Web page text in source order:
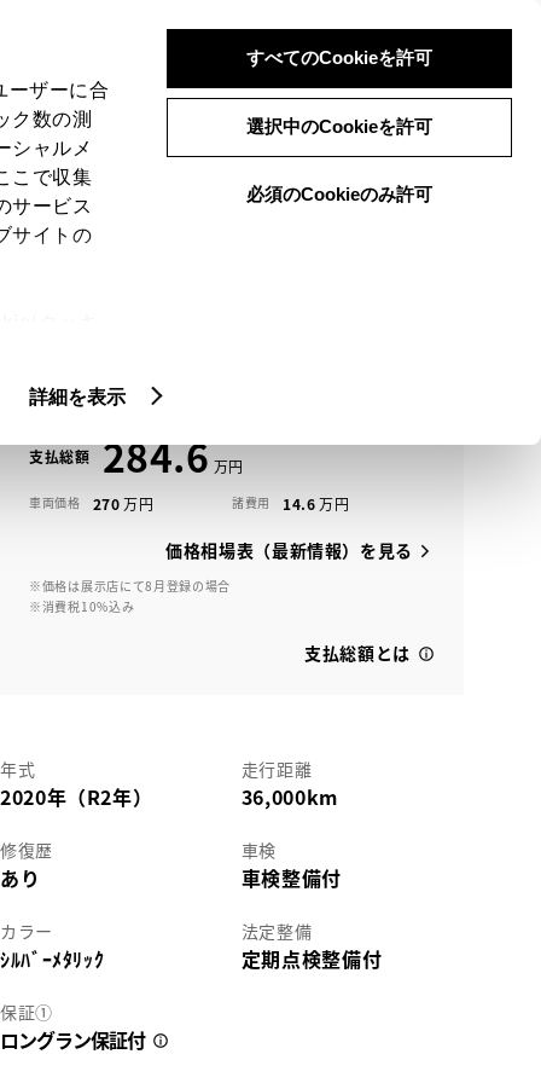
ザーに合
ク数の測
シャルメ
こで収集
サービス
サイトの
詳細を表示
すべてのCookieを許可
選択中のCookieを許可
必須のCookieのみ許可
ログイン 検索 メニュー
メニュー
支払総額 284.6
車両価格 270 諸費用 14.6
価格相場表（最新情報）を見る
※価格は展示店にて8月登録の場合
※消費税10%込み
支払総額とは
年式
2020年（R2年）
走行距離
36,000km
修復歴
あり
車検
車検整備付
カラー
ｼﾙﾊﾞｰﾒﾀﾘｯｸ
法定整備
定期点検整備付
保証①
ロングラン保証付